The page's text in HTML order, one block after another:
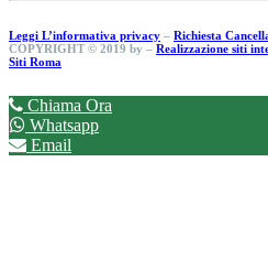
Leggi L’informativa privacy – Richiesta
COPYRIGHT © 2019 by – Realizzazione siti
Siti Roma
Chiama Ora
Whatsapp
Email